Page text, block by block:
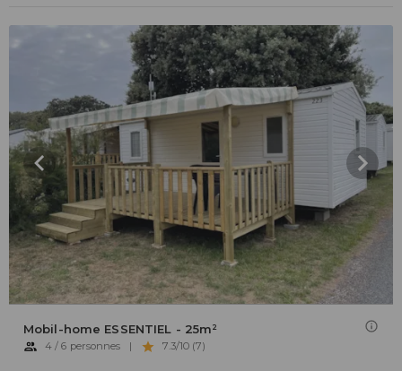
Mobil-home ESSENTIEL - 25m²
4 / 6 personnes | 7.3/10 (7)